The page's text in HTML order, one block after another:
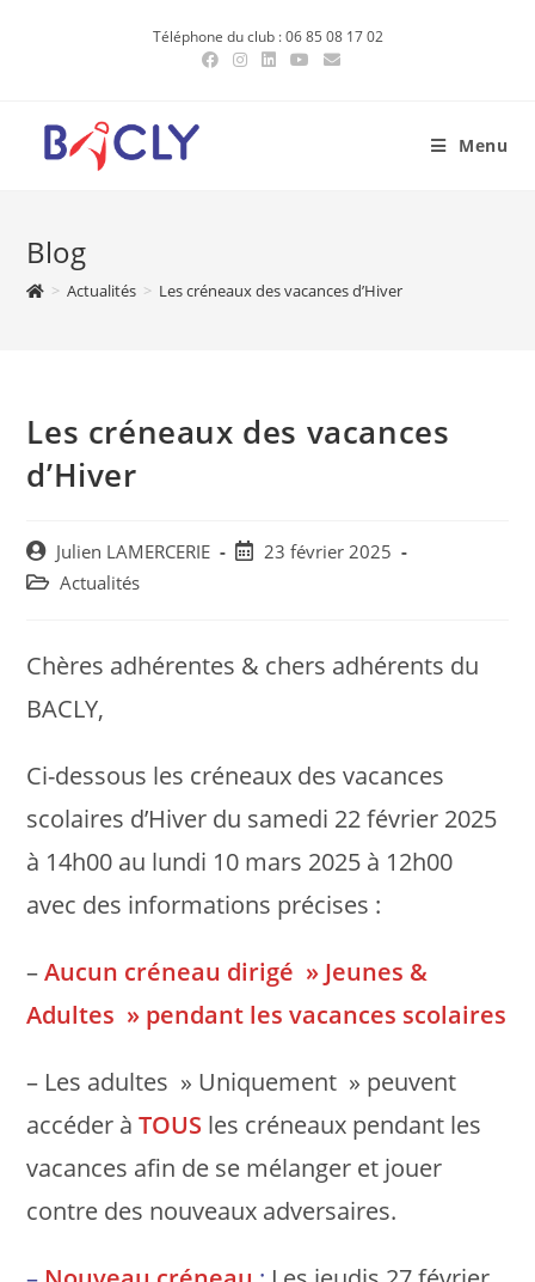
Téléphone du club : 06 85 08 17 02
Menu
Blog
> Actualités > Les créneaux des vacances d’Hiver
Les créneaux des vacances
d’Hiver
Post
author:
Julien LAMERCERIE
Post23 février 2025
Post Actualités
Chères adhérentes & chers adhérents du
BACLY,
Ci-dessous les créneaux des vacances
scolaires d’Hiver du samedi 22 février 2025
à 14h00 au lundi 10 mars 2025 à 12h00
avec des informations précises :
–Aucun créneau dirigé » Jeunes &
Adultes » pendant les vacances scolaires
– Les adultes » Uniquement » peuvent
accéder àTOUS les créneaux pendant les
vacances afin de se mélanger et jouer
contre des nouveaux adversaires.